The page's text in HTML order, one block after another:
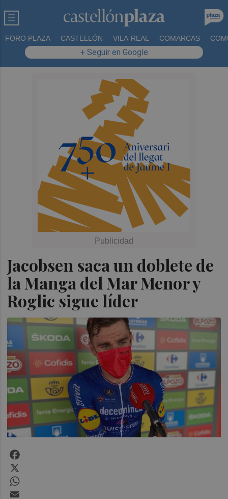
FORO PLAZA CASTELLÓN VILA-REAL COMARCAS
+ Seguir en Google
Jacobsen saca un doblete de
la Manga del Mar Menor y
Roglic sigue líder